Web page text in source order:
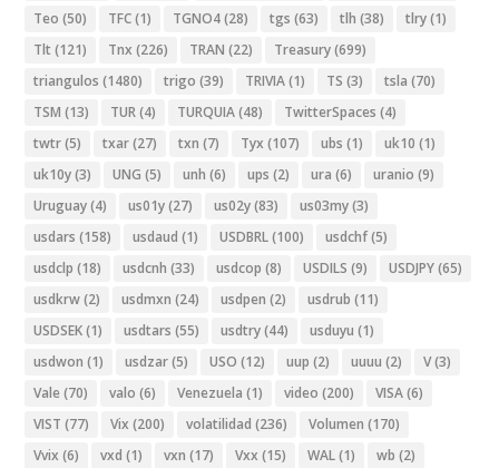
Teo (50) TFC(1) TGNO4(28) tgs (63) tlh (38) tlry(1)
Tlt (121) Tnx (226) TRAN (22) Treasury(699)
triangulos (1480) trigo (39) TRIVIA(1) TS (3) tsla (70)
TSM (13) TUR(4) TURQUIA(48) TwitterSpaces (4)
twtr(5) txar(27) txn (7) Tyx (107) ubs (1) uk10 (1)
uk10y(3) UNG (5) unh (6) ups (2) ura (6) uranio (9)
Uruguay(4) us01y(27) us02y(83) us03my(3)
usdars (158) usdaud (1) USDBRL(100) usdchf(5)
usdclp (18) usdcnh (33) usdcop (8) USDILS (9) USDJPY(65)
usdkrw(2) usdmxn (24) usdpen (2) usdrub (11)
USDSEK(1) usdtars (55) usdtry(44) usduyu (1)
usdwon (1) usdzar(5) USO (12) uup (2) uuuu (2) V(3)
Vale (70) valo (6) Venezuela (1) video (200) VISA(6)
VIST (77) Vix (200) volatilidad (236) Volumen (170)
Vvix (6) vxd (1) vxn (17) Vxx (15) WAL(1) wb (2)